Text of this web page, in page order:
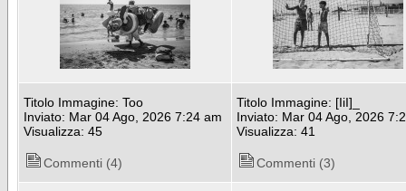
Titolo Immagine: Too
Inviato: Mar 04 Ago, 2026 7:24 am
Visualizza: 45
Commenti (4)
Titolo Immagine: [IiI]_
Inviato: Mar 04 Ago, 2026
Visualizza: 41
Commenti (3)